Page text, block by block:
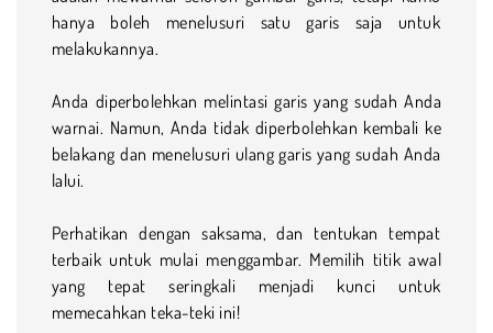
hanya boleh menelusuri satu garis saja untuk
melakukannya.
Anda diperbolehkan melintasi garis yang sudah Anda
warnai. Namun, Anda tidak diperbolehkan kembali ke
belakang dan menelusuri ulang garis yang sudah Anda
lalui.
Perhatikan dengan saksama, dan tentukan tempat
terbaik untuk mulai menggambar. Memilih titik awal
yang tepat seringkali menjadi kunci untuk
memecahkan teka-teki ini!